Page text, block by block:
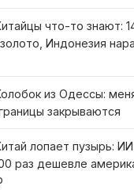
что-то знают:
Индонезия
из Одессы:
закрываются
лопает пузырь:
раз дешевле